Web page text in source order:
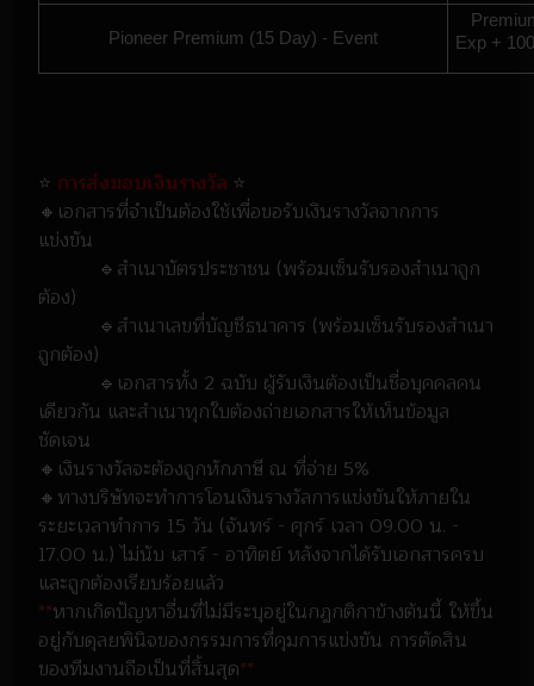
Pioneer Premium (15 Day) - Event
Exp +
⭐ การส่งมอบเงินรางวัล ⭐
🔸เอกสารที่จำเป็นต้องใช้เพื่อขอรับเงินรางวัลจากการ
แข่งขัน
🔹สำเนาบัตรประชาชน (พร้อมเซ็นรับรองสำเนาถูก
ต้อง)
🔹สำเนาเลขที่บัญชีธนาคาร (พร้อมเซ็นรับรองสำเนา
ถูกต้อง)
🔹เอกสารทั้ง 2 ฉบับ ผู้รับเงินต้องเป็นชื่อบุคคลคน
เดียวกัน และสำเนาทุกใบต้องถ่ายเอกสารให้เห็นข้อมูล
ชัดเจน
🔸เงินรางวัลจะต้องถูกหักภาษี ณ ที่จ่าย 5%
🔸ทางบริษัทจะทำการโอนเงินรางวัลการแข่งขันให้ภายใน
ระยะเวลาทำการ 15 วัน (จันทร์ - ศุกร์ เวลา 09.00 น. -
17.00 น.) ไม่นับ เสาร์ - อาทิตย์ หลังจากได้รับเอกสารครบ
และถูกต้องเรียบร้อยแล้ว
**หากเกิดปัญหาอื่นที่ไม่มีระบุอยู่ในกฎกติกาข้างต้นนี้ ให้ขึ้น
อยู่กับดุลยพินิจของกรรมการที่คุมการแข่งขัน การตัดสิน
ของทีมงานถือเป็นที่สิ้นสุด**